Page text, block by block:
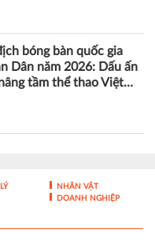
bằng chứng khoa học
đoán và điều trị bệnh
- gan mật
tầm thể thao Việt